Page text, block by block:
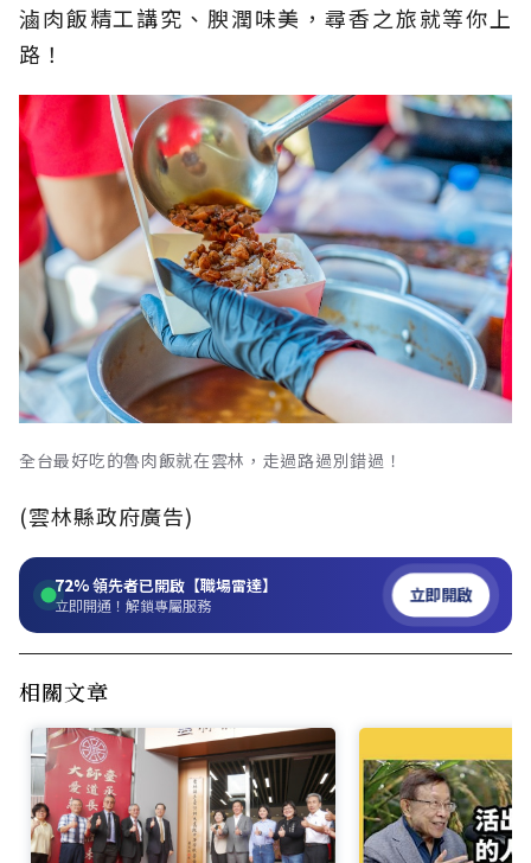
滷肉飯精工講究、腴潤味美，尋香之旅就等你上
路！
全台最好吃的魯肉飯就在雲林，走過路過別錯過！
(雲林縣政府廣告)
72%領先者已開啟【職場雷達】
立即開通！解鎖專屬服務 立即開啟
相關文章